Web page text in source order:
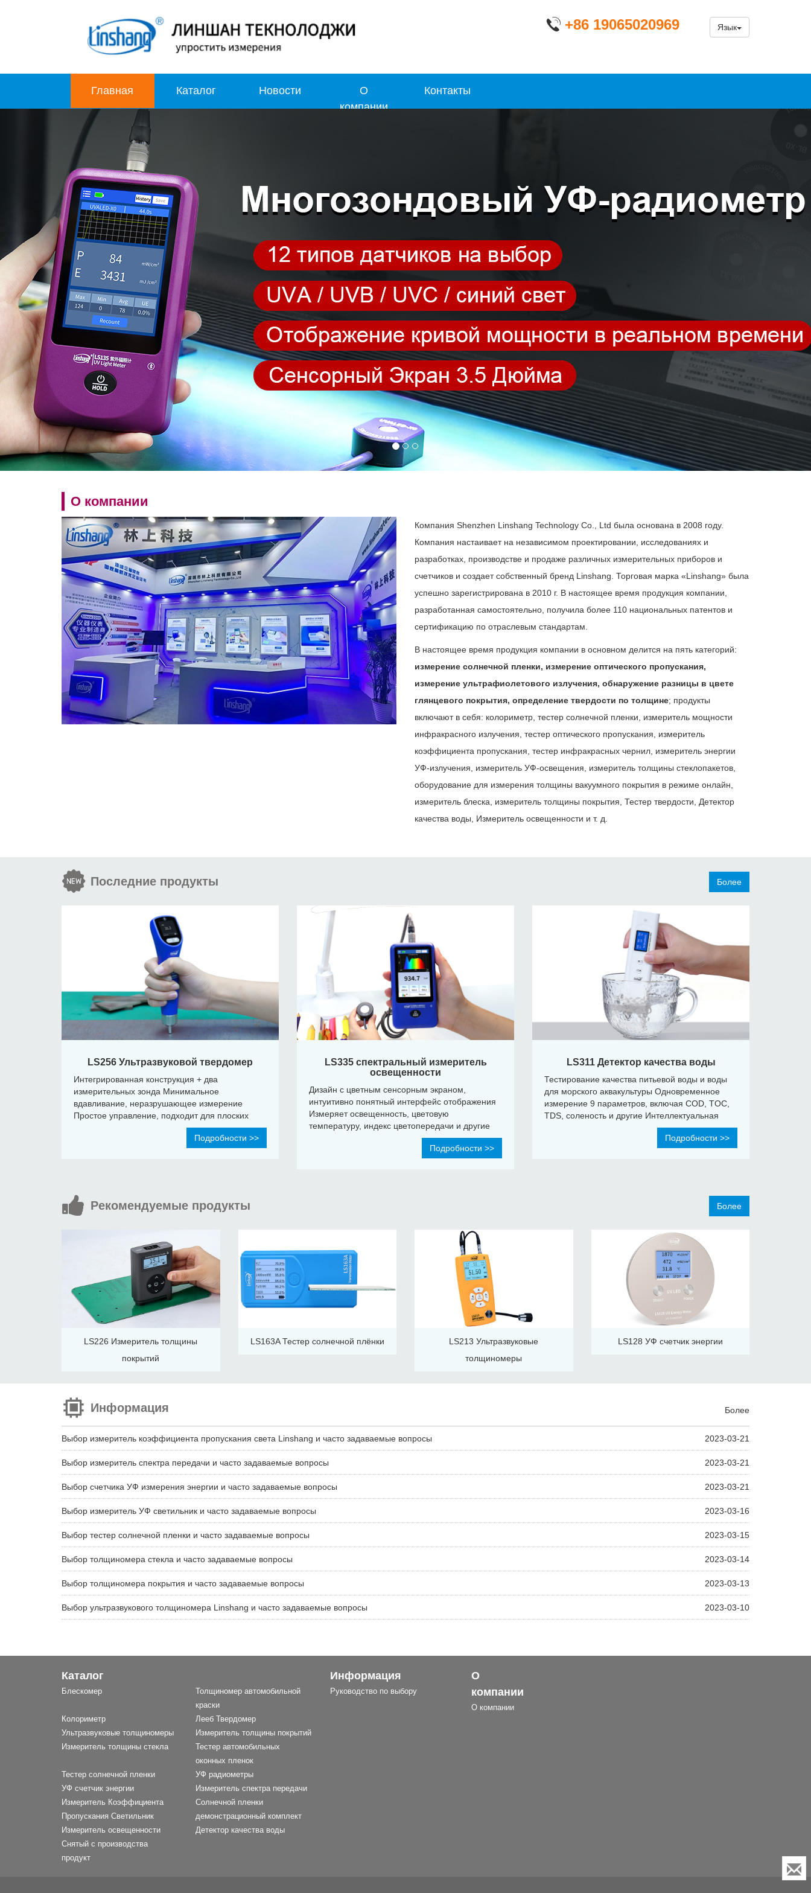
+86 19065020969 Язык
Главная Каталог Новости
О
компании
Контакты
О компании
Компания Shenzhen Linshang Technology Co., Ltd была основана в 2008 году.
Компания настаивает на независимом проектировании, исследованиях и
разработках, производстве и продаже различных измерительных приборов и
счетчиков и создает собственный бренд Linshang. Торговая марка «Linshang» была
успешно зарегистрирована в 2010 г. В настоящее время продукция компании,
разработанная самостоятельно, получила более 110 национальных патентов и
сертификацию по отраслевым стандартам.
В настоящее время продукция компании в основном делится на пять категорий:
измерение солнечной пленки, измерение оптического пропускания,
измерение ультрафиолетового излучения, обнаружение разницы в цвете
глянцевого покрытия, определение твердости по толщине; продукты
включают в себя: колориметр, тестер солнечной пленки, измеритель мощности
инфракрасного излучения, тестер оптического пропускания, измеритель
коэффициента пропускания, тестер инфракрасных чернил, измеритель энергии
УФ-излучения, измеритель УФ-освещения, измеритель толщины стеклопакетов,
оборудование для измерения толщины вакуумного покрытия в режиме онлайн,
измеритель блеска, измеритель толщины покрытия, Тестер твердости , Детектор
качества воды, Измеритель освещенности и т. д.
Последние продукты Более
LS256 Ультразвуковой твердомер
Интегрированная конструкция + два
измерительных зонда Минимальное
вдавливание, неразрушающее измерение
Простое управление, подходит для плоских
материалов, мелких деталей и изделий
сложной формы Высокая точность и отличная
Подробности >>
LS335 спектральный измеритель
освещенности
Дизайн с цветным сенсорным экраном,
интуитивно понятный интерфейс отображения
Измеряет освещенность, цветовую
температуру, индекс цветопередачи и другие
параметры, включая PPFD Отображение
спектральной кривой, быстрое распознавание
Подробности >>
LS311 Детектор качества воды
Тестирование качества питьевой воды и воды
для морского аквакультуры Одновременное
измерение 9 параметров, включая COD, TOC,
TDS, соленость и другие Интеллектуальная
оценка качества воды, с классификацией на
четыре уровня: отличный, хороший, средний и
Подробности >>
Рекомендуемые продукты Более
LS226 Измеритель толщины
покрытий
LS163A Тестер солнечной плёнки
LS213 Ультразвуковые
толщиномеры
LS128 УФ счетчик энергии
Информация Более
Выбор измеритель коэффициента пропускания света Linshang и часто задаваемые вопросы 2023-03-21
Выбор измеритель спектра передачи и часто задаваемые вопросы 2023-03-21
Выбор счетчика УФ измерения энергии и часто задаваемые вопросы 2023-03-21
Выбор измеритель УФ светильник и часто задаваемые вопросы 2023-03-16
Выбор тестер солнечной пленки и часто задаваемые вопросы 2023-03-15
Выбор толщиномера стекла и часто задаваемые вопросы 2023-03-14
Выбор толщиномера покрытия и часто задаваемые вопросы 2023-03-13
Выбор ультразвукового толщиномера Linshang и часто задаваемые вопросы 2023-03-10
Каталог
Блескомер
Толщиномер автомобильной
краски
Колориметр
Лееб Твердомер
Ультразвуковые толщиномеры
Измеритель толщины покрытий
Измеритель толщины стекла
Тестер автомобильных
оконных пленок
Тестер солнечной пленки
УФ радиометры
УФ счетчик энергии
Измеритель спектра передачи
Измеритель Коэффициента
Пропускания Светильник
Солнечной пленки
демонстрационный комплект
Измеритель освещенности
Детектор качества воды
Снятый с производства
продукт
Информация
Руководство по выбору
О
компании
О компании